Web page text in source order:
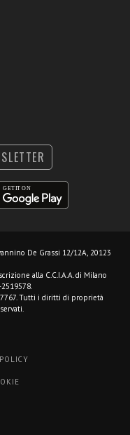
De Grassi 12/12A, 20123
alla C.C.I.A.A. di Milano
Tutti i diritti di proprietà